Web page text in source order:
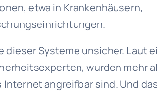
etwa in Krankenhäusern,
Systeme unsicher. Laut
wurden mehr
angreifbar sind. Und das